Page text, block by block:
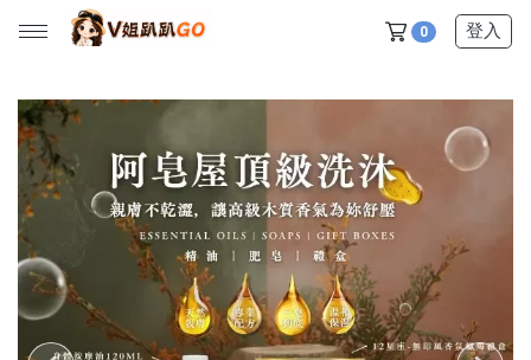
0 登入
所有產品
【V姐團購專屬優惠】
【春季下殺特賣】
【新品上市】